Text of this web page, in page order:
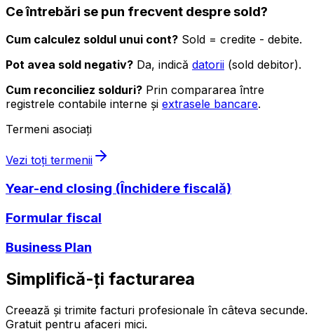
Ce întrebări se pun frecvent despre sold?
Cum calculez soldul unui cont? Sold = credite - debite.
Pot avea sold negativ? Da, indică datorii (sold debitor).
Cum reconciliez solduri? Prin compararea între
registrele contabile interne și extrasele bancare.
Termeni asociați
Vezi toți termenii
Year-end closing (Închidere fiscală)
Formular fiscal
Business Plan
Simplifică-ți facturarea
Creează și trimite facturi profesionale în câteva secunde.
Gratuit pentru afaceri mici.